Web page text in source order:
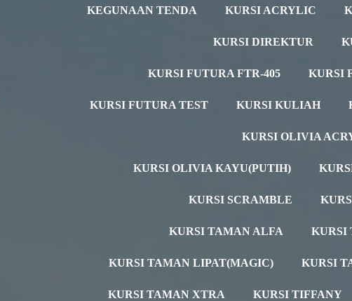
KEGUNAAN TENDA KURSI ACRYLIC
KURSI DIREKTUR
KURSI FUTURA FTR-405 KURSI
KURSI FUTURA TEST KURSI KULIAH
KURSI OLIVIA
KURSI OLIVIA KAYU(PUTIH)
KURSI SCRAMBLE
KURSI TAMAN ALFA KURSI
KURSI TAMAN LIPAT(MAGIC) KURSI
KURSI TAMAN XTRA KURSI TIFFANY